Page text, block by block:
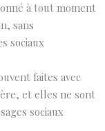
à tout moment
sans
sociaux
faites avec
et elles ne sont
sociaux